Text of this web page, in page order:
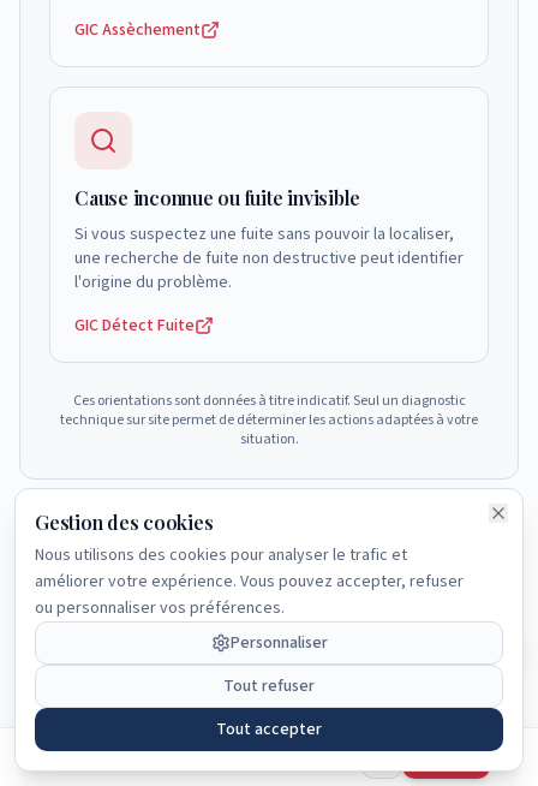
Gestion des cookies
Nous utilisons des cookies pour analyser le trafic et
améliorer votre expérience. Vous pouvez accepter, refuser
ou personnaliser vos préférences.
Personnaliser
Tout refuser
Tout accepter
✓ Vous avez maintenant une
vision claire du sujet traité.
GIC Assèchement
Cause inconnue ou fuite invisible
Si vous suspectez une fuite sans pouvoir la localiser,
une recherche de fuite non destructive peut identifier
l'origine du problème.
GIC Détect Fuite
Ces orientations sont données à titre indicatif. Seul un diagnostic
technique sur site permet de déterminer les actions adaptées à votre
situation.
Partagez cet article
Aidez-nous à faire connaître ce contenu
Cet article vous a été utile ? Articles
Navigation rapide
Guide complet
Pré-diagnostic Gratuit
FAQ